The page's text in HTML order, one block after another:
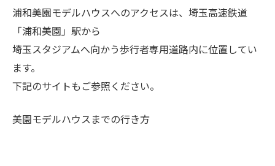
浦和美園モデルハウスへのアクセスは、埼玉高速鉄道
「浦和美園」駅から
埼玉スタジアムへ向かう歩行者専用道路内に位置してい
ます。
下記のサイトもご参照ください。
美園モデルハウスまでの行き方